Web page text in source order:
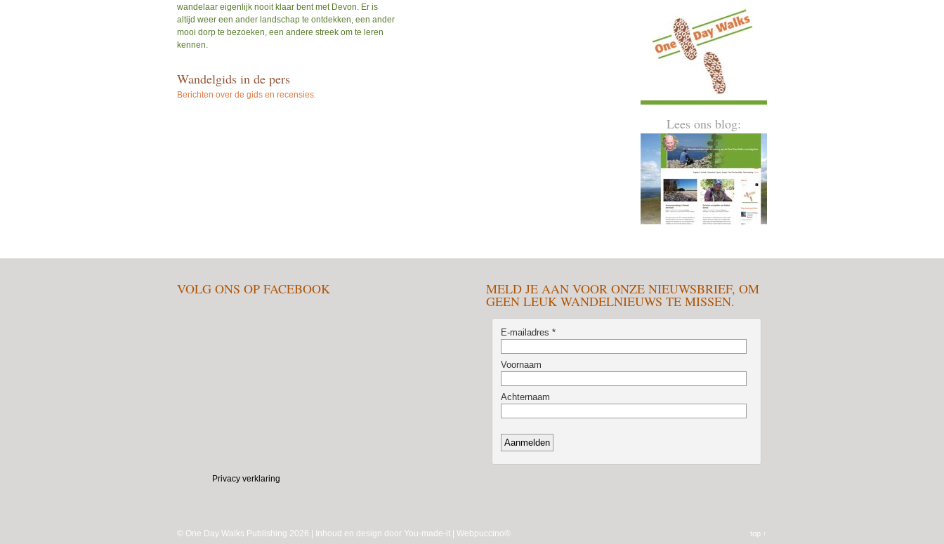
wandelaar eigenlijk nooit klaar bent met Devon. Er is
altijd weer een ander landschap te ontdekken, een ander
mooi dorp te bezoeken, een andere streek om te leren
kennen.
Wandelgids in de pers
Berichten over de gids en recensies.
Lees ons blog:
VOLG ONS OP FACEBOOK MELD JE AAN VOOR ONZE NIEUWSBRIEF, OM
GEEN LEUK WANDELNIEUWS TE MISSEN.
Privacy verklaring
© One Day Walks Publishing 2026 | Inhoud en design door You-made-it Webpuccino® top ↑